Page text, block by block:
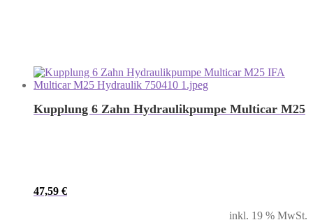
Kupplung 6 Zahn Hydraulikpumpe Multicar M25
47,59 €
inkl. 19 % MwSt.